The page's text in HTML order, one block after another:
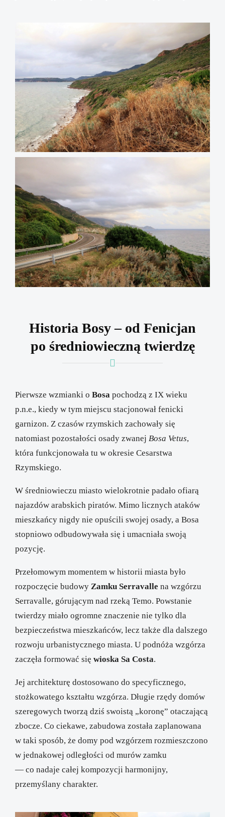
Historia Bosy – od Fenicjan
po średniowieczną twierdzę
Pierwsze wzmianki o Bosa pochodzą z IX wieku
p.n.e., kiedy w tym miejscu stacjonował fenicki
garnizon. Z czasów rzymskich zachowały się
natomiast pozostałości osady zwanej Bosa Vetus,
która funkcjonowała tu w okresie Cesarstwa
Rzymskiego.
W średniowieczu miasto wielokrotnie padało ofiarą
najazdów arabskich piratów. Mimo licznych ataków
mieszkańcy nigdy nie opuścili swojej osady, a Bosa
stopniowo odbudowywała się i umacniała swoją
pozycję.
Przełomowym momentem w historii miasta było
rozpoczęcie budowy Zamku Serravalle na wzgórzu
Serravalle, górującym nad rzeką Temo. Powstanie
twierdzy miało ogromne znaczenie nie tylko dla
bezpieczeństwa mieszkańców, lecz także dla dalszego
rozwoju urbanistycznego miasta. U podnóża wzgórza
zaczęła formować się wioska Sa Costa.
Jej architekturę dostosowano do specyficznego,
stożkowatego kształtu wzgórza. Długie rzędy domów
szeregowych tworzą dziś swoistą „koronę” otaczającą
zbocze. Co ciekawe, zabudowa została zaplanowana
w taki sposób, że domy pod wzgórzem rozmieszczono
w jednakowej odległości od murów zamku
— co nadaje całej kompozycji harmonijny,
przemyślany charakter.